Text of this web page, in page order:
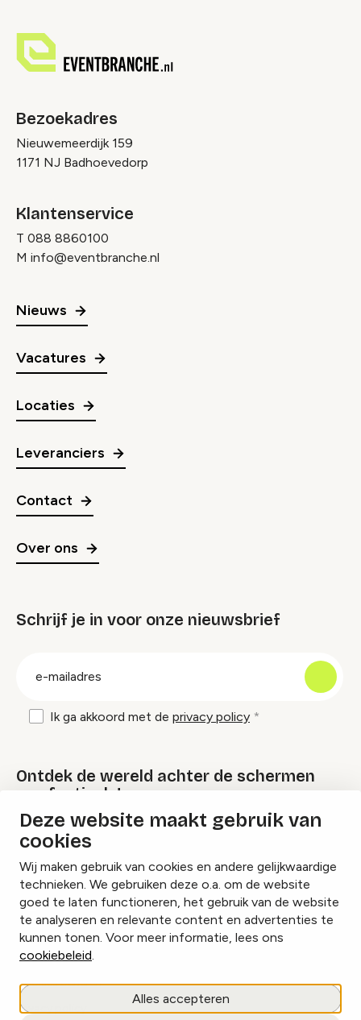
Deze website maakt gebruik van
cookies
Wij maken gebruik van cookies en andere gelijkwaardige
technieken. We gebruiken deze o.a. om de website
goed te laten functioneren, het gebruik van de website
te analyseren en relevante content en advertenties te
kunnen tonen. Voor meer informatie, lees ons
cookiebeleid.
Alles accepteren
Bezoekadres
Nieuwemeerdijk 159
1171 NJ Badhoevedorp
Klantenservice
T 088 8860100
M info@eventbranche.nl
Nieuws
Vacatures
Locaties
Leveranciers
Contact
Over ons
Schrijf je in voor onze nieuwsbrief
Ik ga akkoord met de privacy policy
Ontdek de wereld achter de schermen
van festivals!
Lees onze Festival Specials
InstagramFacebookLinkedIn
Cookies beheren
Privacy policy